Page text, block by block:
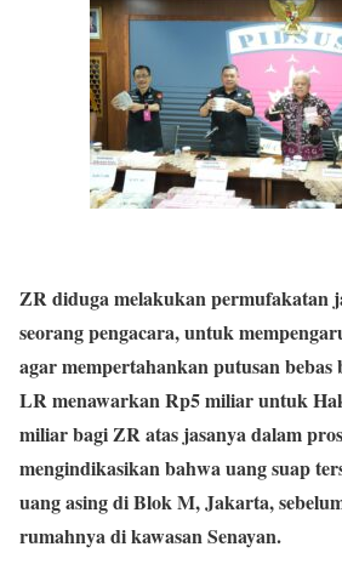
ZR diduga melakukan permufakatan
seorang pengacara, untuk
agar mempertahankan putusan
LR menawarkan Rp5 miliar untuk
miliar bagi ZR atas jasanya dalam
mengindikasikan bahwa uang suap
uang asing di Blok M, Jakarta,
rumahnya di kawasan Senayan.